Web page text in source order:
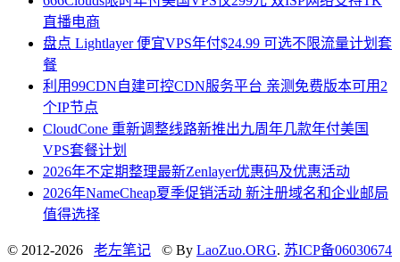
直播电商
盘点 Lightlayer 便宜VPS年付$24.99 可选不限流量计划套
餐
利用99CDN自建可控CDN服务平台 亲测免费版本可用2
个IP节点
CloudCone 重新调整线路新推出九周年几款年付美国
VPS套餐计划
2026年不定期整理最新Zenlayer优惠码及优惠活动
2026年NameCheap夏季促销活动 新注册域名和企业邮局
值得选择
© 2012-2026 老左笔记 © By LaoZuo.ORG. 苏ICP备06030674